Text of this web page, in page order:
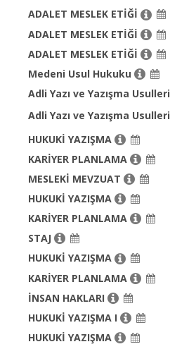
ADALET MESLEK ETİĞİ
ADALET MESLEK ETİĞİ
ADALET MESLEK ETİĞİ
Medeni Usul Hukuku
Adli Yazı ve Yazışma Usulleri
Adli Yazı ve Yazışma Usulleri
HUKUKİ YAZIŞMA
KARİYER PLANLAMA
MESLEKİ MEVZUAT
HUKUKİ YAZIŞMA
KARİYER PLANLAMA
STAJ
HUKUKİ YAZIŞMA
KARİYER PLANLAMA
İNSAN HAKLARI
HUKUKİ YAZIŞMA I
HUKUKİ YAZIŞMA